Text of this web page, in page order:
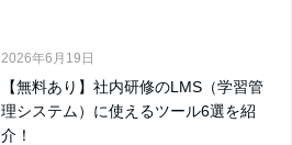
2026年6月19日
【無料あり】社内研修のLMS（学習管
理システム）に使えるツール6選を紹
介！